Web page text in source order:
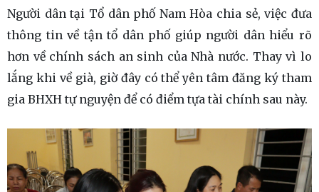
Người dân tại Tổ dân phố Nam Hòa chia sẻ, việc đưa
thông tin về tận tổ dân phố giúp người dân hiểu rõ
hơn về chính sách an sinh của Nhà nước. Thay vì lo
lắng khi về già, giờ đây có thể yên tâm đăng ký tham
gia BHXH tự nguyện để có điểm tựa tài chính sau này.